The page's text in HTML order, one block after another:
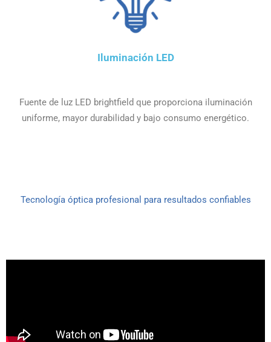
Iluminación LED
Fuente de luz LED brightfield que proporciona iluminación
uniforme, mayor durabilidad y bajo consumo energético.
Tecnología óptica profesional para resultados confiables